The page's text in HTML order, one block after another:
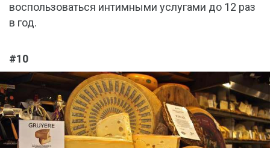
воспользоваться интимными услугами до 12 раз
в год.
#10